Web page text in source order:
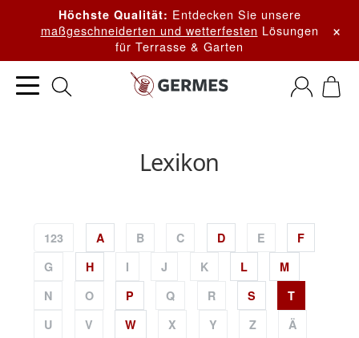
Höchste Qualität: Entdecken Sie unsere
maßgeschneiderten und wetterfesten Lösungen
für Terrasse & Garten
×
Lexikon
123 A B C D E
F
G
H I J K L
M
N
O P Q R S
T
U
V W X Y Z
Ä